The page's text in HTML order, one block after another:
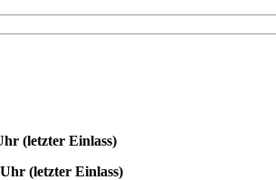
(letzter Einlass)
Uhr (letzter Einlass)